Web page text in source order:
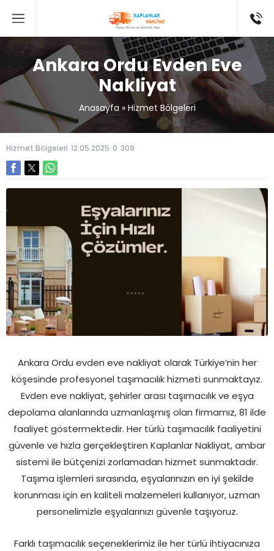
Ankara Ordu Evden Eve
Nakliyat
Anasayfa» Hizmet Bölgeleri
Hizmet Bölgeleri 12.05.2025 0 309
Ankara Ordu evden eve nakliyat olarak Türkiye’nin her
köşesinde profesyonel taşımacılık hizmeti sunmaktayız.
Evden eve nakliyat, şehirler arası taşımacılık ve eşya
depolama alanlarında uzmanlaşmış olan firmamız, 81 ilde
faaliyet göstermektedir. Her türlü taşımacılık faaliyetini
güvenle ve hızla gerçekleştiren Kaplanlar Nakliyat, ambar
sistemi ile bütçenizi zorlamadan hizmet sunmaktadır.
Taşıma işlemleri sırasında, eşyalarınızın en iyi şekilde
korunması için en kaliteli malzemeleri kullanıyor, uzman
personelimizle eşyalarınızı güvenle taşıyoruz.
Farklı taşımacılık seçeneklerimiz ile her türlü ihtiyacınıza